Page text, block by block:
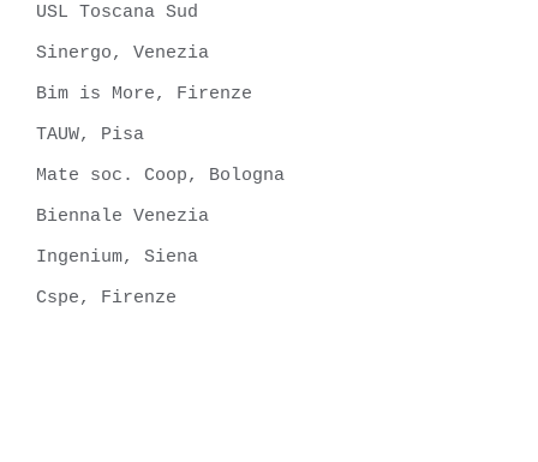
USL Toscana Sud
Sinergo, Venezia
Bim is More, Firenze
TAUW, Pisa
Mate soc. Coop, Bologna
Biennale Venezia
Ingenium, Siena
Cspe, Firenze